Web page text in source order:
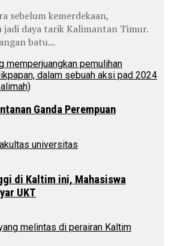
sebelum kemerdekaan,
jadi daya tarik Kalimantan Timur.
batu...
Ganda Perempuan
di Kaltim ini, Mahasiswa
UKT